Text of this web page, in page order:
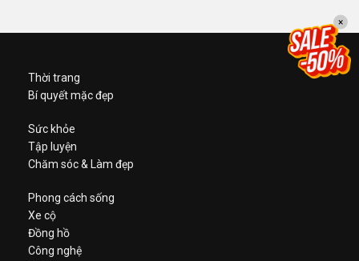
Thời trang
Bí quyết mặc đẹp
Sức khỏe
Tập luyện
Chăm sóc & Làm đẹp
Phong cách sống
Xe cộ
Đồng hồ
Công nghệ
×